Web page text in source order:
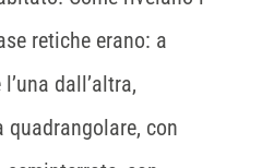
retiche erano: a
dall’altra,
con